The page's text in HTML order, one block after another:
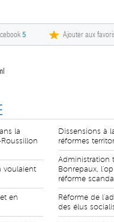
5 Ajouter aux
la
voulaient
en
Dissensions à
réformes
Administration
Bonrepaux,
réforme
Réforme de
des élus